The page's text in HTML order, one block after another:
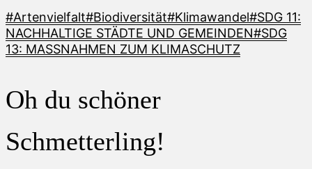
#Artenvielfalt#Biodiversität#Klimawandel#SDG 11:
NACHHALTIGE STÄDTE UND GEMEINDEN#SDG
13: MASSNAHMEN ZUM KLIMASCHUTZ
Oh du schöner
Schmetterling!